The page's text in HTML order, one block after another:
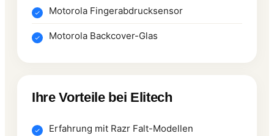
Motorola Fingerabdrucksensor
Motorola Backcover-Glas
Ihre Vorteile bei Elitech
Erfahrung mit Razr Falt-Modellen